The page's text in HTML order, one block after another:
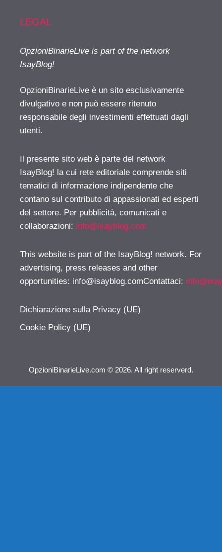
LEGAL
OpzioniBinarieLive is part of the network
IsayBlog!
OpzioniBinarieLive è un sito esclusivamente
divulgativo e non può essere ritenuto
responsabile degli investimenti effettuati dagli
utenti.
Il presente sito web è parte del network
IsayBlog! la cui rete editoriale comprende siti
tematici di informazione indipendente che
contano sul contributo di appassionati ed esperti
del settore. Per pubblicità, comunicati e
collaborazioni: info@isayblog.com
This website is part of the IsayBlog! network. For
advertising, press releases and other
opportunities: info@isayblog.comContattaci:
Dichiarazione sulla Privacy (UE)
Cookie Policy (UE)
OpzioniBinarieLive.com © 2026. All right reserverd.